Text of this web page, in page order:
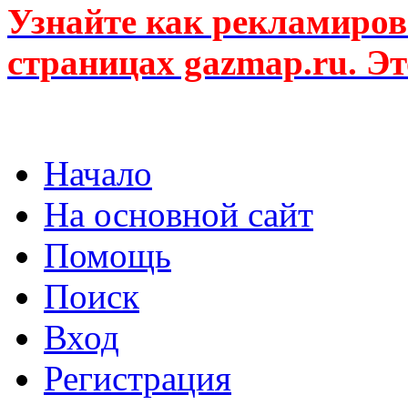
Узнайте как
страницах gazmap.ru.
Начало
На основной сайт
Помощь
Поиск
Вход
Регистрация